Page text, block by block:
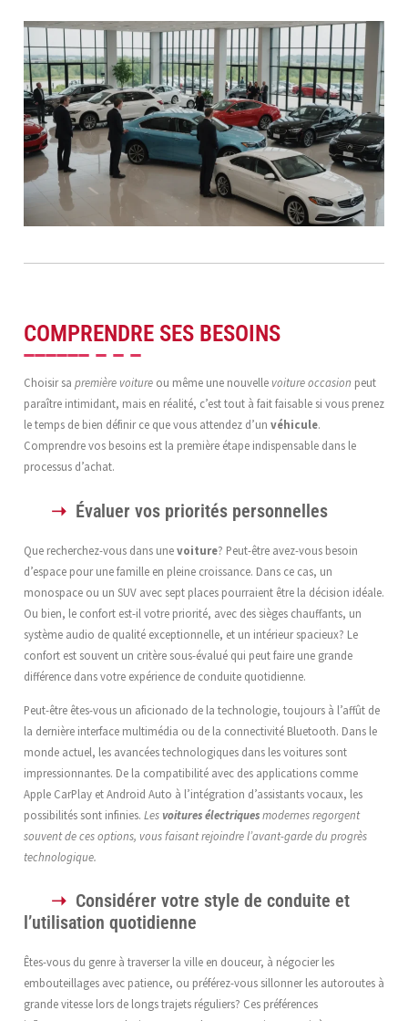
COMPRENDRE SES BESOINS
Choisir sa première voitureou même une nouvellevoiture occasion peut
paraître intimidant, mais en réalité, c’est tout à fait faisable si vous prenez
le temps de bien définir ce que vous attendez d’un véhicule.
Comprendre vos besoins est la première étape indispensable dans le
processus d’achat.
Évaluer vos priorités personnelles
Que recherchez-vous dans unevoiture? Peut-être avez-vous besoin
d’espace pour une famille en pleine croissance. Dans ce cas, un
monospace ou un SUV avec sept places pourraient être la décision idéale.
Ou bien, le confort est-il votre priorité, avec des sièges chauffants, un
système audio de qualité exceptionnelle, et un intérieur spacieux? Le
confort est souvent un critère sous-évalué qui peut faire une grande
différence dans votre expérience de conduite quotidienne.
Peut-être êtes-vous un aficionado de la technologie, toujours à l’affût de
la dernière interface multimédia ou de la connectivité Bluetooth. Dans le
monde actuel, les avancées technologiques dans les voitures sont
impressionnantes. De la compatibilité avec des applications comme
Apple CarPlay et Android Auto à l’intégration d’assistants vocaux, les
possibilités sont infinies. Lesvoitures électriquesmodernes regorgent
souvent de ces options, vous faisant rejoindre l’avant-garde du progrès
technologique.
Considérer votre style de conduite et
l’utilisation quotidienne
Êtes-vous du genre à traverser la ville en douceur, à négocier les
embouteillages avec patience, ou préférez-vous sillonner les autoroutes à
grande vitesse lors de longs trajets réguliers? Ces préférences